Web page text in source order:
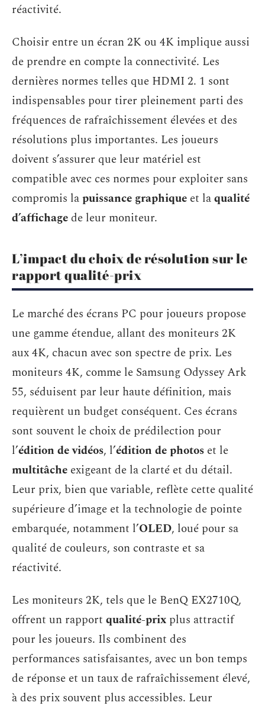
réactivité.
Choisir entre un écran 2K ou 4K implique aussi
de prendre en compte la connectivité. Les
dernières normes telles que HDMI 2. 1 sont
indispensables pour tirer pleinement parti des
fréquences de rafraîchissement élevées et des
résolutions plus importantes. Les joueurs
doivent s’assurer que leur matériel est
compatible avec ces normes pour exploiter sans
compromis lapuissance graphique et laqualité
d’affichagede leur moniteur.
L’impact du choix de résolution sur le
rapport qualité-prix
Le marché des écrans PC pour joueurs propose
une gamme étendue, allant des moniteurs 2K
aux 4K, chacun avec son spectre de prix. Les
moniteurs 4K, comme le Samsung Odyssey Ark
55, séduisent par leur haute définition, mais
requièrent un budget conséquent. Ces écrans
sont souvent le choix de prédilection pour
l’édition de vidéos, l’édition de photos et le
multitâche exigeant de la clarté et du détail.
Leur prix, bien que variable, reflète cette qualité
supérieure d’image et la technologie de pointe
embarquée, notamment l’OLED, loué pour sa
qualité de couleurs, son contraste et sa
réactivité.
Les moniteurs 2K, tels que le BenQ EX2710Q,
offrent un rapport qualité-prix plus attractif
pour les joueurs. Ils combinent des
performances satisfaisantes, avec un bon temps
de réponse et un taux de rafraîchissement élevé,
à des prix souvent plus accessibles. Leur